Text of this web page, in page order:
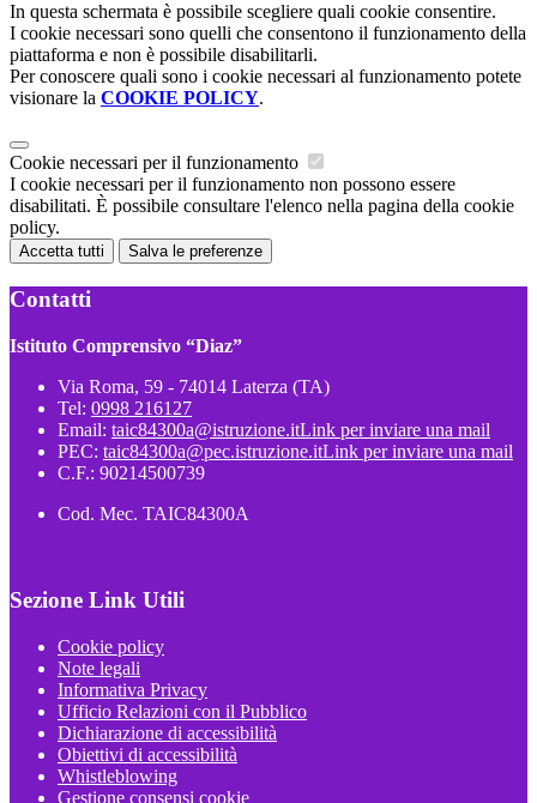
In questa schermata è possibile scegliere quali cookie consentire.
I cookie necessari sono quelli che consentono il funzionamento della
piattaforma e non è possibile disabilitarli.
Per conoscere quali sono i cookie necessari al funzionamento potete
visionare la COOKIE POLICY.
Cookie necessari per il funzionamento
I cookie necessari per il funzionamento non possono essere
disabilitati. È possibile consultare l'elenco nella pagina della cookie
policy.
Accetta tutti Salva le preferenze
Contatti
Istituto Comprensivo “Diaz”
Via Roma, 59 - 74014 Laterza (TA)
Tel: 0998 216127
Email: taic84300a@istruzione.itLink per inviare una mail
PEC: taic84300a@pec.istruzione.itLink per inviare una mail
C.F.: 90214500739
Cod. Mec. TAIC84300A
Sezione Link Utili
Cookie policy
Note legali
Informativa Privacy
Ufficio Relazioni con il Pubblico
Dichiarazione di accessibilità
Obiettivi di accessibilità
Whistleblowing
Gestione consensi cookie